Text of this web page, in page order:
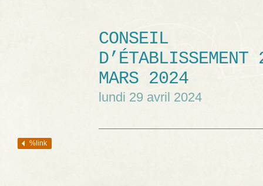
CONSEIL
D’ÉTABLISSEMENT
MARS 2024
lundi 29 avril 2024
Navigation des articles
%link